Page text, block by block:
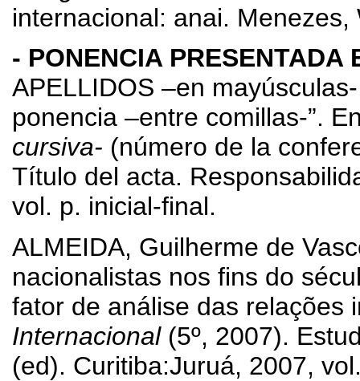
internacional: anai.
- PONENCIA PRESENTADA
APELLIDOS –en
ponencia –entre comillas-”.
cursiva- (número de la
Título del acta.
vol. p. inicial-final.
ALMEIDA, Guilherme de
nacionalistas nos fins do
fator de análise das relações
Internacional(5º, 2007).
(ed). Curitiba:Juruá, 2007,